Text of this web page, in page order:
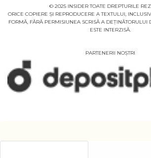
© 2025 INSIDER TOATE DREPTURILE
ORICE COPIERE ȘI REPRODUCERE A TEXTULUI,
FORMĂ, FĂRĂ PERMISIUNEA SCRISĂ A DEȚINĂTORULUI
ESTE INTERZISĂ.
PARTENERII NOȘTRI